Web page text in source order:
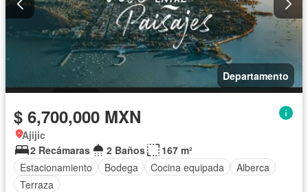
Departamento
$ 6,700,000 MXN
Ajijic
2 Recámaras
2 Baños
167 m²
Estacionamiento
Bodega Cocina equipada
Alberca
Terraza